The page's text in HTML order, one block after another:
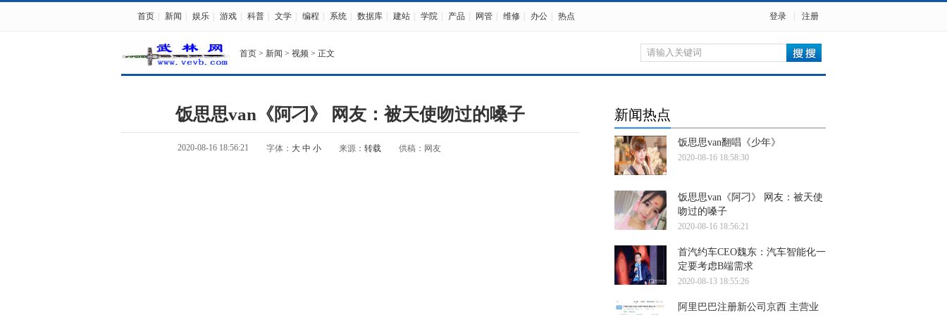
首页 新闻 娱乐 游戏 科普 文学 编程 系统 数据库 建站 学院 产品 网管 维修 办公 热点 登录 注册
首页 > 新闻 > 视频 > 正文
饭思思van《阿刁》 网友：被天使吻过的嗓子
2020-08-16 18:56:21 字体： 大 中 小 来源： 转载 供稿：网友
新闻热点
饭思思van翻唱《少年》
2020-08-16 18:58:30
饭思思van《阿刁》 网友：被天使
吻过的嗓子
2020-08-16 18:56:21
首汽约车CEO魏东：汽车智能化一
定要考虑B端需求
2020-08-13 18:55:26
阿里巴巴注册新公司京西 主营业